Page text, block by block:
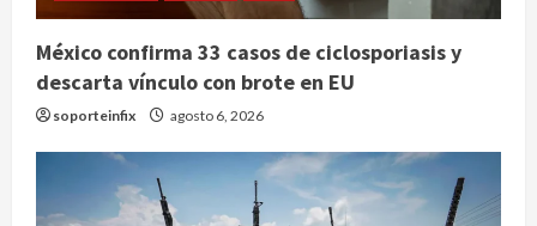
México confirma 33 casos de ciclosporiasis y
descarta vínculo con brote en EU
soporteinfix agosto 6, 2026
SCJN avala obligación patronal de
dar casa y comida a jornaleros
agrícolas
agosto 6, 2026
Turista muere ahogado en alberca
de hotel en Acapulco; familiares